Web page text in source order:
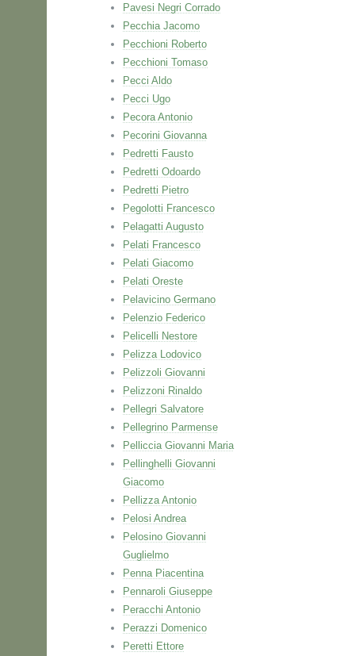
Pavesi Negri Corrado
Pecchia Jacomo
Pecchioni Roberto
Pecchioni Tomaso
Pecci Aldo
Pecci Ugo
Pecora Antonio
Pecorini Giovanna
Pedretti Fausto
Pedretti Odoardo
Pedretti Pietro
Pegolotti Francesco
Pelagatti Augusto
Pelati Francesco
Pelati Giacomo
Pelati Oreste
Pelavicino Germano
Pelenzio Federico
Pelicelli Nestore
Pelizza Lodovico
Pelizzoli Giovanni
Pelizzoni Rinaldo
Pellegri Salvatore
Pellegrino Parmense
Pelliccia Giovanni Maria
Pellinghelli Giovanni
Giacomo
Pellizza Antonio
Pelosi Andrea
Pelosino Giovanni
Guglielmo
Penna Piacentina
Pennaroli Giuseppe
Peracchi Antonio
Perazzi Domenico
Peretti Ettore